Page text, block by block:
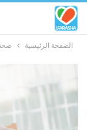
الصفحة الرئيسية صحة